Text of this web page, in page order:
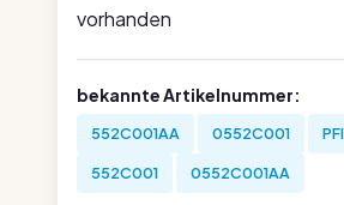
vorhanden
bekannte Artikelnummer:
552C001AA 0552C001
552C001 0552C001AA